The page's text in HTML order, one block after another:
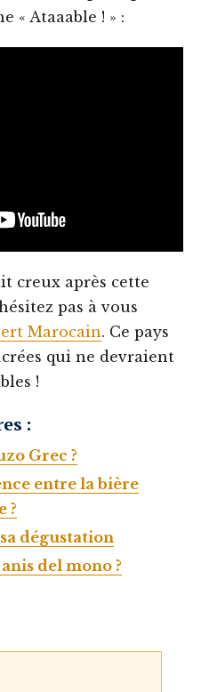
« Ataaable ! » :
creux après cette
pas à vous
Marocain. Ce pays
qui ne devraient
!
:
Grec ?
entre la bière
?
dégustation
del mono ?